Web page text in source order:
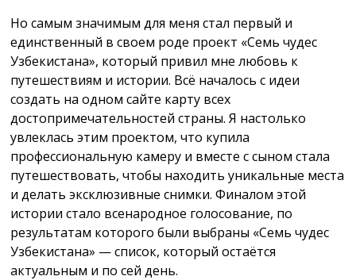
Но самым значимым для меня стал первый и
единственный в своем роде проект «Семь чудес
Узбекистана», который привил мне любовь к
путешествиям и истории. Всё началось с идеи
создать на одном сайте карту всех
достопримечательностей страны. Я настолько
увлеклась этим проектом, что купила
профессиональную камеру и вместе с сыном стала
путешествовать, чтобы находить уникальные места
и делать эксклюзивные снимки. Финалом этой
истории стало всенародное голосование, по
результатам которого были выбраны «Семь чудес
Узбекистана» — список, который остаётся
актуальным и по сей день.